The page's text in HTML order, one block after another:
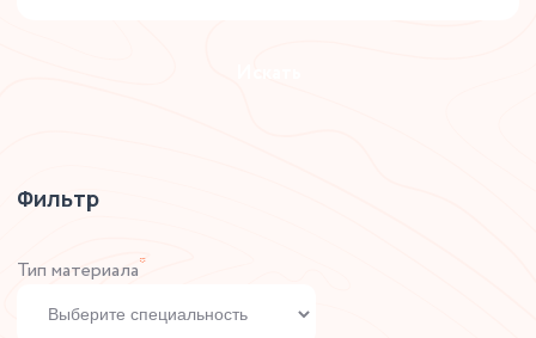
Фильтр
Тип материала*